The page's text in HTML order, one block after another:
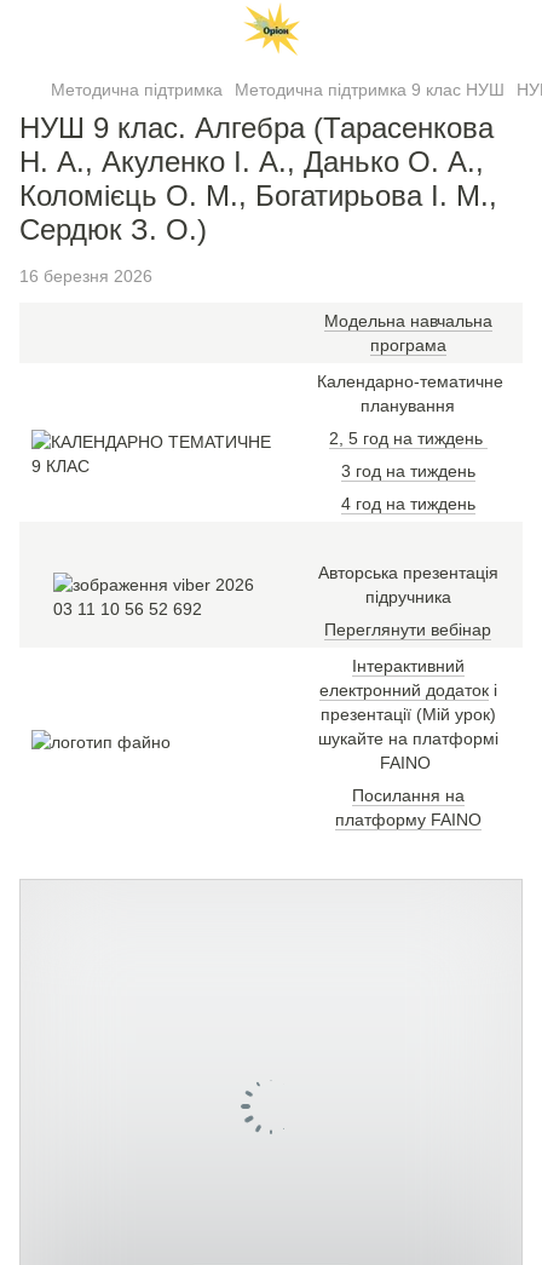
Методична підтримка Методична підтримка 9 клас НУШ
НУШ 9 клас. Алгебра (Тарасенкова
Н. А., Акуленко І. А., Данько О. А.,
Коломієць О. М., Богатирьова І. М.,
Сердюк З. О.)
16 березня 2026
Модельна навчальна
програма
Календарно-тематичне
планування
2, 5 год на тиждень
3 год на тиждень
4 год на тиждень
Авторська презентація
підручника
Переглянути вебінар
Інтерактивний
електронний додатокі
презентації (Мій урок)
шукайте на платформі
FAINO
Посилання на
платформу FAINO